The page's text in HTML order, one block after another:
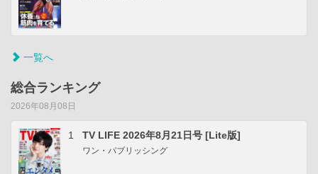
一覧へ
総合ランキング
2026年08月08日
1 TV LIFE 2026年8月21日号 [Lite版]
ワン・パブリッシング